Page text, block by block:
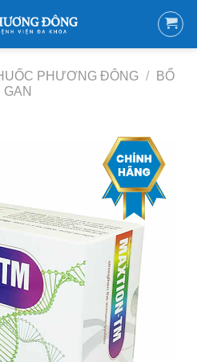
PHƯƠNG ĐÔNG /
BỔ
GAN